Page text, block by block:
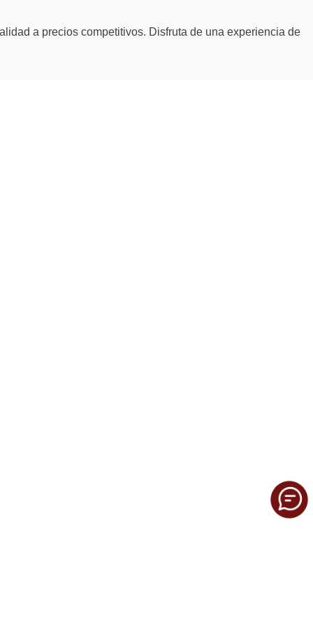
a precios competitivos. Disfruta de una experiencia de